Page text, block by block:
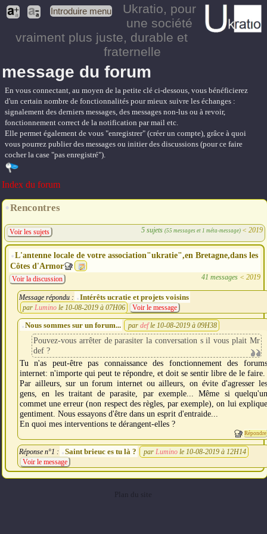
Introduire menu Ukratio, pour
une société
vraiment plus juste, durable et
fraternelle
message du forum
En vous connectant, au moyen de la petite clé ci-dessous, vous bénéficierez
d'un certain nombre de fonctionnalités pour mieux suivre les échanges :
signalement des derniers messages, des messages non-lus ou à revoir,
fonctionnement correct de la notification par mail etc.
Elle permet également de vous "enregistrer" (créer un compte), grâce à quoi
vous pourrez publier des messages ou initier des discussions (pour ce faire
cocher la case "pas enregistré").
Index du forum
Rencontres
5 sujets (55 messages et 1 méta-message) < 2019
Voir les sujets
L'antenne locale de votre association"ukratie",en Bretagne,dans les
Côtes d'Armor
41 messages< 2019
Voir la discussion
Message répondu : Intérêts ucratie et projets voisins
par Lumino le 10-08-2019 à 07H06 Voir le message
Nous sommes sur un forum... par def le 10-08-2019 à 09H38
Pouvez-vous arrêter de parasiter la conversation s il vous plait Mr
def ?
Tu n'as peut-être pas connaissance des fonctionnement des forums
internet: n'importe qui peut te répondre, et doit se sentir libre de le faire.
Par ailleurs, sur un forum internet ou ailleurs, on évite d'agresser les
gens, en les traitant de parasite, par exemple... Même si quelqu'un
commet une erreur (non respect des règles, par exemple), on lui explique
gentiment. Nous essayons d'être dans un esprit d'entraide...
En quoi mes interventions te dérangent-elles ?
Répondre
Réponse n°1 : Saint brieuc es tu là ? par Lumino le 10-08-2019 à 12H14
Voir le message
Plan du site